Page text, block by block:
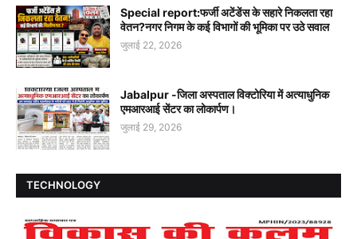
Special report:फर्जी अटेंडेंस के सहारे निकलता रहा
वेतन?नगर निगम के कई विभागों की भूमिका पर उठे सवाल
जुलाई 22, 2026
Jabalpur -जिला अस्पताल विक्टोरिया में अत्याधुनिक
एमआरआई सेंटर का लोकार्पण।
जुलाई 29, 2026
TECHNOLOGY